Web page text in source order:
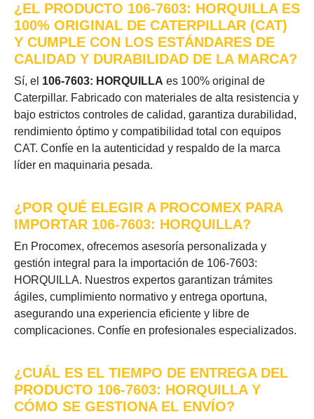
¿EL PRODUCTO 106-7603: HORQUILLA ES
100% ORIGINAL DE CATERPILLAR (CAT)
Y CUMPLE CON LOS ESTÁNDARES DE
CALIDAD Y DURABILIDAD DE LA MARCA?
Sí, el 106-7603: HORQUILLA es 100% original de
Caterpillar. Fabricado con materiales de alta resistencia y
bajo estrictos controles de calidad, garantiza durabilidad,
rendimiento óptimo y compatibilidad total con equipos
CAT. Confíe en la autenticidad y respaldo de la marca
líder en maquinaria pesada.
¿POR QUÉ ELEGIR A PROCOMEX PARA
IMPORTAR 106-7603: HORQUILLA?
En Procomex, ofrecemos asesoría personalizada y
gestión integral para la importación de 106-7603:
HORQUILLA. Nuestros expertos garantizan trámites
ágiles, cumplimiento normativo y entrega oportuna,
asegurando una experiencia eficiente y libre de
complicaciones. Confíe en profesionales especializados.
¿CUÁL ES EL TIEMPO DE ENTREGA DEL
PRODUCTO 106-7603: HORQUILLA Y
CÓMO SE GESTIONA EL ENVÍO?